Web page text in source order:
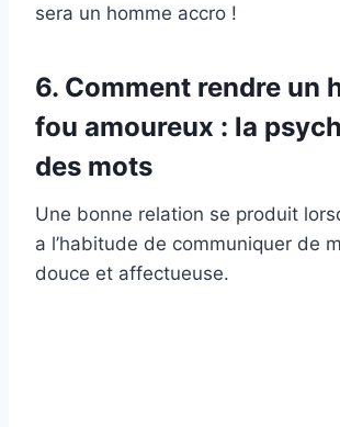
sera un homme accro !
6. Comment rendre un
fou amoureux : la
des mots
Une bonne relation se produit
a l’habitude de communiquer de
douce et affectueuse.